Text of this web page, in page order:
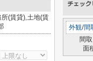
外観/間
間取
面
(賃貸),土地(賃